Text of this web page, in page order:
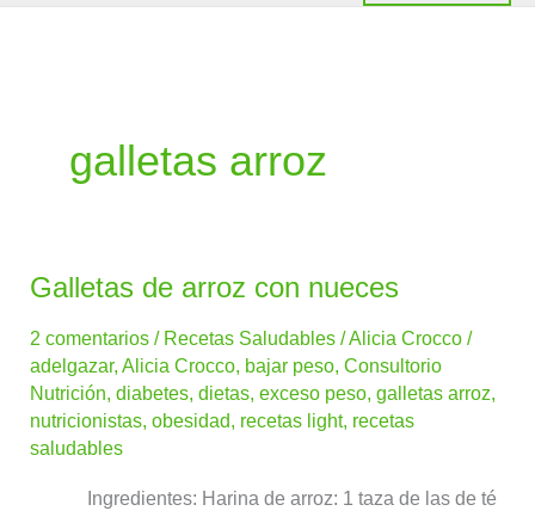
galletas arroz
Galletas de arroz con nueces
2 comentarios / Recetas Saludables /Alicia Crocco/
adelgazar,Alicia Crocco, bajar peso,Consultorio
Nutrición,diabetes,dietas,exceso peso,galletas arroz,
nutricionistas,obesidad, recetas light, recetas
saludables
Ingredientes: Harina de arroz: 1 taza de las de té
Galletas
arroz
con
nueces